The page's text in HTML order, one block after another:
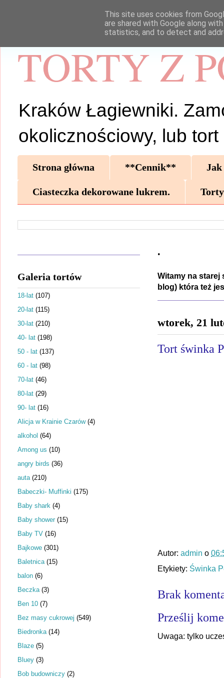
TORTY Z
Kraków Łagiewniki.
okolicznościowy, lub tort
Strona główna **Cennik** Jak
Ciasteczka dekorowane lukrem.
.
Witamy na starej
blog) która też
wtorek, 21
Tort świnka
Autor: admin o
Etykiety: Świnka
Brak
Prześlij
Uwaga: tylko
Galeria tortów
18-lat (107)
20-lat (115)
30-lat (210)
40- lat (198)
50 - lat (137)
60 - lat (98)
70-lat (46)
80-lat (29)
90- lat (16)
Alicja w Krainie Czarów (4)
alkohol (64)
Among us (10)
angry birds (36)
auta (210)
Babeczki- Muffinki (175)
Baby shark (4)
Baby shower (15)
Baby TV (16)
Bajkowe (301)
Baletnica (15)
balon (6)
Beczka (3)
Ben 10 (7)
Bez masy cukrowej (549)
Biedronka (14)
Blaze (5)
Bluey (3)
Bob budowniczy (2)
This site uses cookies from
are shared with Google along
statistics, and to detect and